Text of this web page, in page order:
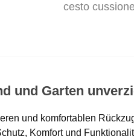
cesto
und Garten
und komfortablen
Komfort und